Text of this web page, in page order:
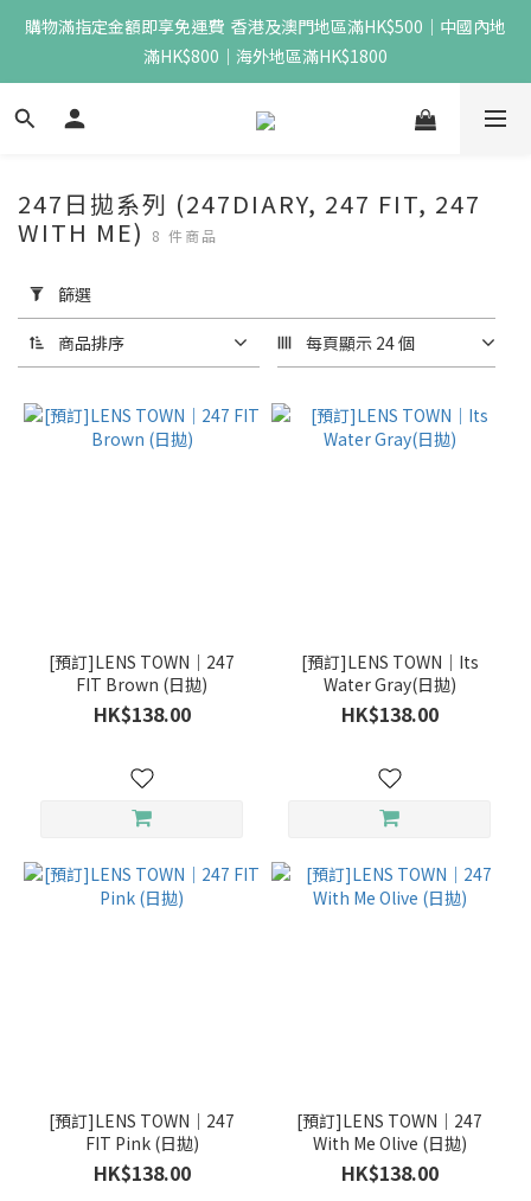
購物滿指定金額即享免運費  香港及澳門地區滿HK$500｜中國內地
滿HK$800｜海外地區滿HK$1800
套
篩
選
(0/20)
價格
(HK$)
LENS
TOWN
月、
季、半
247日拋系列 (247DIARY, 247 FIT, 247
WITH ME)
8 件商品
篩選
商品排序 每頁顯示 24 個
[預訂]LENS TOWN｜247
FIT Brown (日拋)
HK$138.00
[預訂]LENS TOWN｜Its
Water Gray(日拋)
HK$138.00
[預訂]LENS TOWN｜247
FIT Pink (日拋)
HK$138.00
[預訂]LENS TOWN｜247
With Me Olive (日拋)
HK$138.00